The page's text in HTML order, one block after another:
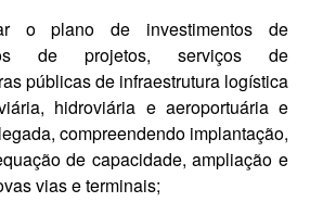
o plano de investimentos de
de projetos, serviços de
públicas de infraestrutura logística
hidroviária e aeroportuária e
compreendendo implantação,
de capacidade, ampliação e
vias e terminais;